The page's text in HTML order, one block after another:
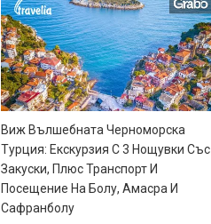
Виж Вълшебната Черноморска
Турция: Екскурзия С 3 Нощувки Със
Закуски, Плюс Транспорт И
Посещение На Болу, Амасра И
Сафранболу